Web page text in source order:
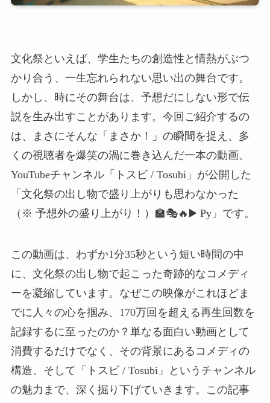
文化祭といえば、学生たちの創造性と情熱がぶつ
かり合う、一生忘れられない思い出の舞台です。
しかし、時にその舞台は、予想だにしない形で伝
説を生み出すことがあります。今回ご紹介するの
は、まさにそんな「まさか！」の瞬間を捉え、多
くの視聴者を爆笑の渦に巻き込んだ一本の動画。
YouTubeチャンネル「トスビ / Tosubi」が公開した
「文化祭の出し物で盛り上がりも思わなかった
（※ 予想外の盛り上がり！）🏫🎭🔥▶️ Ру」です。
この動画は、わずか1分35秒という短い時間の中
に、文化祭の出し物で起こった奇跡的なコメディ
ーを凝縮しています。なぜこの映像がこれほどま
でに人々の心を掴み、170万回を超える再生回数を
記録するに至ったのか？単なる面白い動画として
消費するだけでなく、その背景にあるコメディの
構造、そして「トスビ / Tosubi」というチャンネル
の魅力まで、深く掘り下げていきます。この記事